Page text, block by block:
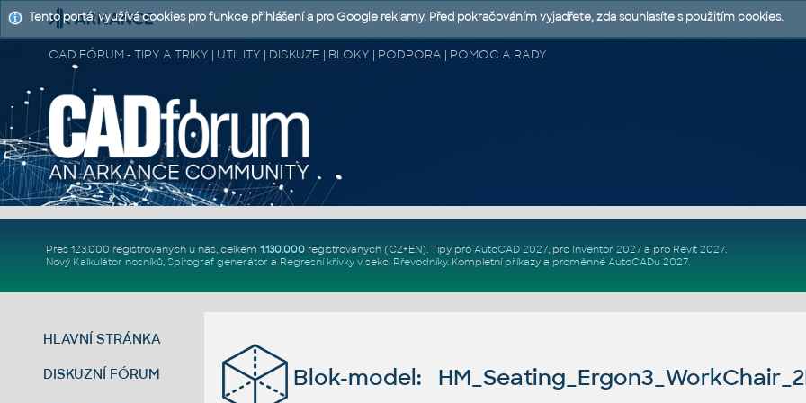
CAD FÓRUM - TIPY A TRIKY | UTILITY | DISKUZE | BLOKY | PODPORA | POMOC A RADY
Přes 123.000 registrovaných u nás, celkem 1.130.000registrovaných (CZ+EN). Tipy pro AutoCAD 2027, pro Inventor 2027a pro Revit 2027.
Nový Kalkulátor nosníků, Spirograf generátor a Regresní křivkyv sekci Převodníky. Kompletní příkazya proměnné AutoCADu 2027.
HLAVNÍ STRÁNKA
DISKUZNÍ FÓRUM Blok-model:
Tento portál využívá cookies pro funkce přihlášení a pro Google reklamy. Před pokračováním vyjadřete, zda souhlasíte s použitím cookies.